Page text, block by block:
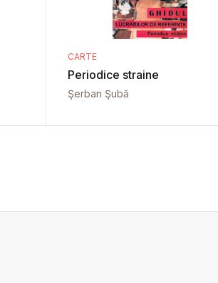
CARTE
Periodice straine
Şerban Şubă